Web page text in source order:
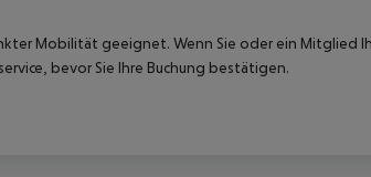
Mobilität geeignet. Wenn Sie oder ein Mitglied
bevor Sie Ihre Buchung bestätigen.